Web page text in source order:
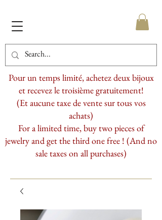
Pour un temps limité, achetez deux bijoux
et recevez le troisième gratuitement!
(Et aucune taxe de vente sur tous vos
achats)
For a limited time, buy two pieces of
jewelry and get the third one free ! (And no
sale taxes on all purchases)